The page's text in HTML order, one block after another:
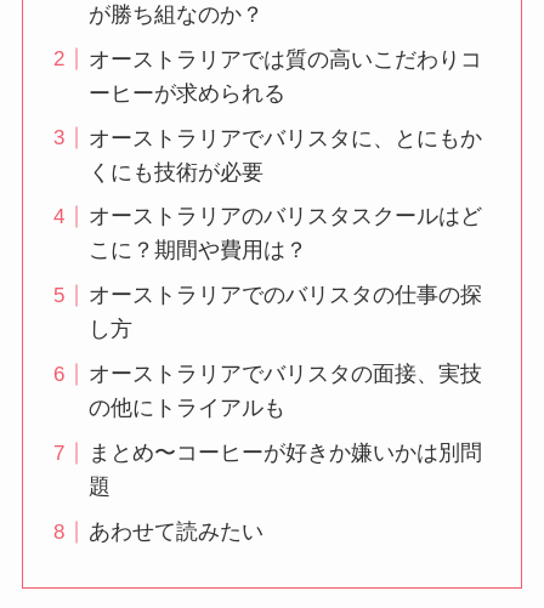
が勝ち組なのか？
オーストラリアでは質の高いこだわりコ
ーヒーが求められる
オーストラリアでバリスタに、とにもか
くにも技術が必要
オーストラリアのバリスタスクールはど
こに？期間や費用は？
オーストラリアでのバリスタの仕事の探
し方
オーストラリアでバリスタの面接、実技
の他にトライアルも
まとめ〜コーヒーが好きか嫌いかは別問
題
あわせて読みたい